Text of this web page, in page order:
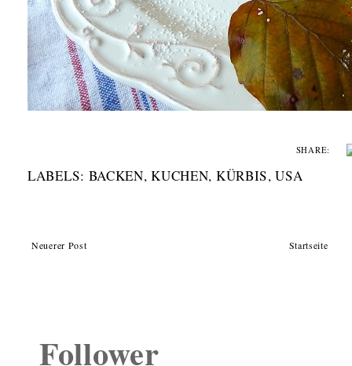
SHARE:
LABELS: BACKEN,KUCHEN, KÜRBIS,USA
Neuerer Post Startseite
Follower